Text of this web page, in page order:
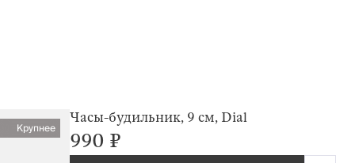
Крупнее
Часы-будильник, 9 см, Dial
990 ₽